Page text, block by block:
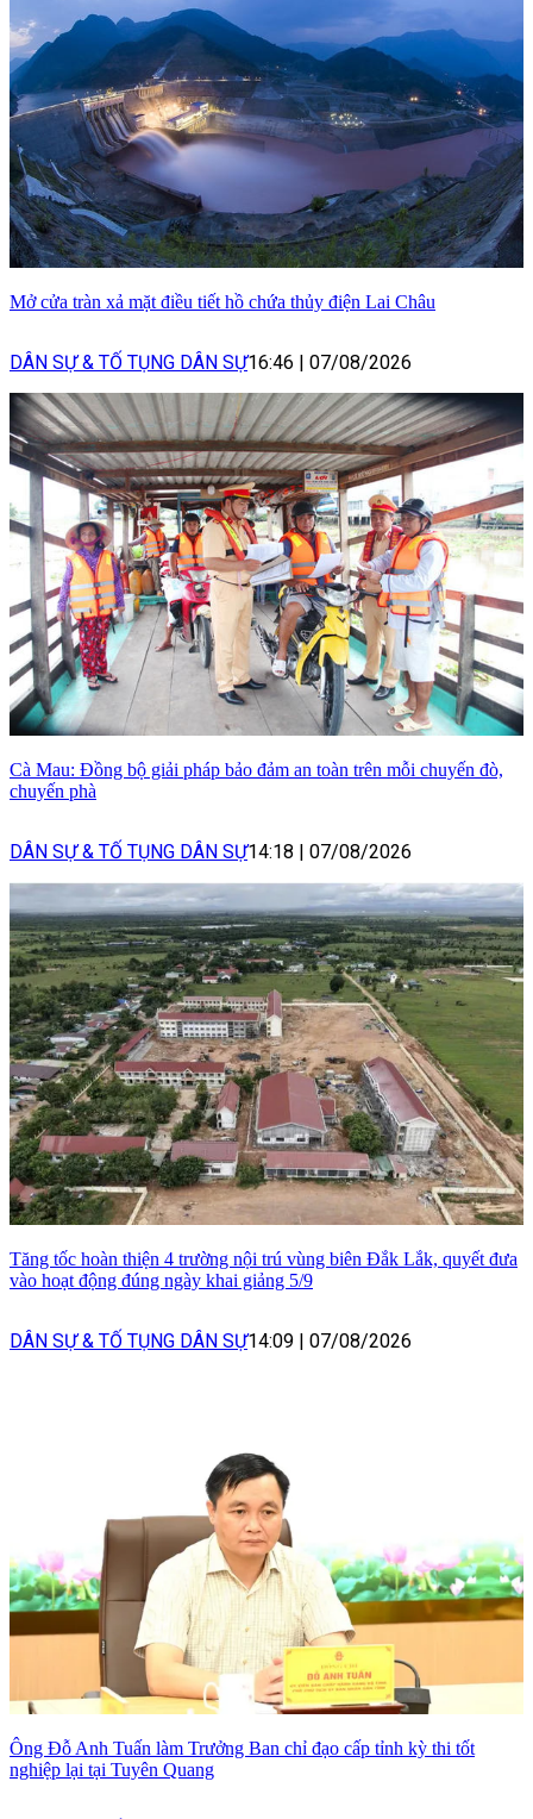
Mở cửa tràn xả mặt điều tiết hồ chứa thủy điện Lai Châu
DÂN SỰ & TỐ TỤNG DÂN SỰ16:46 07/08/2026
Cà Mau: Đồng bộ giải pháp bảo đảm an toàn trên mỗi chuyến đò,
chuyến phà
DÂN SỰ & TỐ TỤNG DÂN SỰ14:18 07/08/2026
Tăng tốc hoàn thiện 4 trường nội trú vùng biên Đắk Lắk, quyết đưa
vào hoạt động đúng ngày khai giảng 5/9
DÂN SỰ & TỐ TỤNG DÂN SỰ14:09 07/08/2026
Ông Đỗ Anh Tuấn làm Trưởng Ban chỉ đạo cấp tỉnh kỳ thi tốt
nghiệp lại tại Tuyên Quang